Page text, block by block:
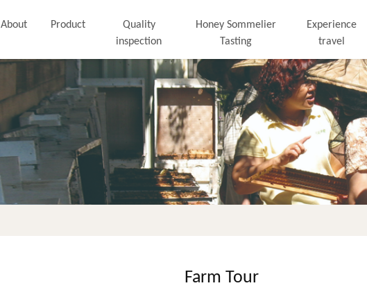
About Product
Quality
inspection
Honey Sommelier
Tasting
Experience
travel
Farm Tour